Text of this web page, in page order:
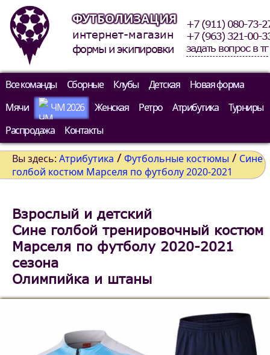
ФУТБОЛИЗАЦИЯ
интернет-магазин
формы и экипировки
+7 (911) 080-73-
+7 (963) 321-00-
задать вопрос в тг
Все команды Сборные Клубы Детская
Новая форма
Мячи
ЧМ 2026 Женская Ретро Атрибутика
Турниры
Распродажа
Контакты
Вы здесь: Атрибутика / Футбольные костюмы / Сине
голбой костюм Марселя по футболу 2020-2021
Взрослый и детский
Сине голбой тренировочный костюм
Марселя по футболу 2020-2021
сезона
Олимпийка и штаны